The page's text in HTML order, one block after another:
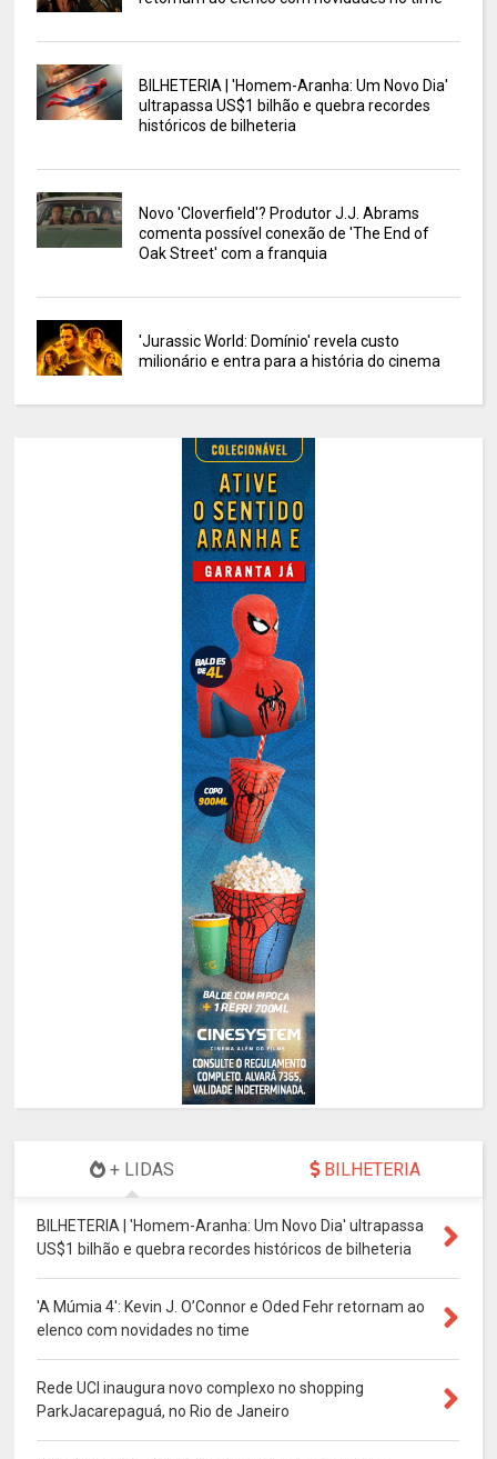
BILHETERIA | 'Homem-Aranha: Um Novo Dia'
ultrapassa US$1 bilhão e quebra recordes
históricos de bilheteria
Novo 'Cloverfield'? Produtor J.J. Abrams
comenta possível conexão de 'The End of
Oak Street' com a franquia
'Jurassic World: Domínio' revela custo
milionário e entra para a história do cinema
+ LIDAS BILHETERIA
BILHETERIA | 'Homem-Aranha: Um Novo Dia' ultrapassa
US$1 bilhão e quebra recordes históricos de bilheteria
'A Múmia 4': Kevin J. O’Connor e Oded Fehr retornam ao
elenco com novidades no time
Rede UCI inaugura novo complexo no shopping
ParkJacarepaguá, no Rio de Janeiro